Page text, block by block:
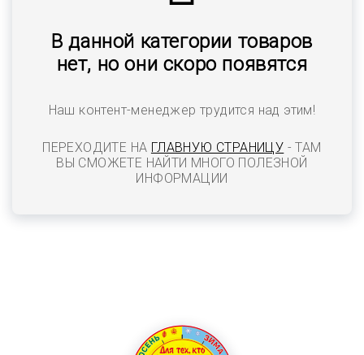
В данной категории товаров
нет, но они скоро появятся
Наш контент-менеджер трудится над этим!
ПЕРЕХОДИТЕ НА ГЛАВНУЮ СТРАНИЦУ - ТАМ
ВЫ СМОЖЕТЕ НАЙТИ МНОГО ПОЛЕЗНОЙ
ИНФОРМАЦИИ